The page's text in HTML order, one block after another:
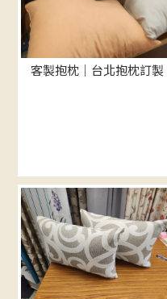
客製抱枕｜台北抱枕訂製